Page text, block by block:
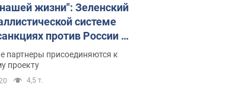
жизни": Зеленский
системе
против России и
аграриев. Видео
партнеры присоединяются к
проекту
4,5 т.